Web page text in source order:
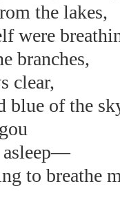
the lakes,
clear,
of the
breathe